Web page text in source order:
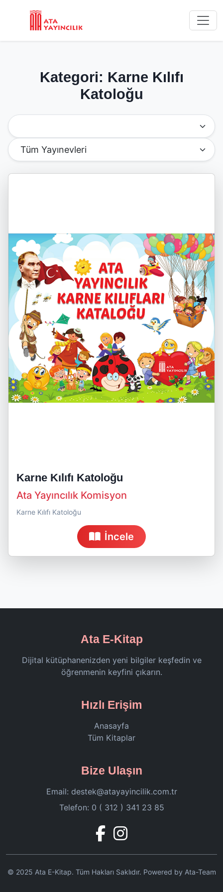
Kategori: Karne Kılıfı
Katoloğu
Kategoriye Göre Filtrele
Yayınevine Göre Filtrele
Karne Kılıfı Katoloğu
Ata Yayıncılık Komisyon
Karne Kılıfı Katoloğu
İncele
Ata E-Kitap
Dijital kütüphanenizden yeni bilgiler keşfedin ve
öğrenmenin keyfini çıkarın.
Hızlı Erişim
Anasayfa
Tüm Kitaplar
Bize Ulaşın
Email: destek@atayayincilik.com.tr
Telefon: 0 ( 312 ) 341 23 85
© 2025 Ata E-Kitap. Tüm Hakları Saklıdır. Powered by Ata-Team